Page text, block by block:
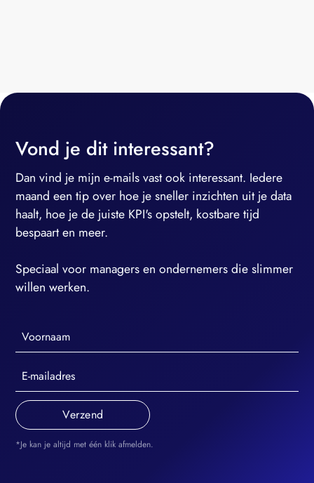
Vond je dit interessant?
Dan vind je mijn e-mails vast ook interessant. Iedere
maand een tip over hoe je sneller inzichten uit je data
haalt, hoe je de juiste KPI's opstelt, kostbare tijd
bespaart en meer.
Speciaal voor managers en ondernemers die slimmer
willen werken.
*Je kan je altijd met één klik afmelden.